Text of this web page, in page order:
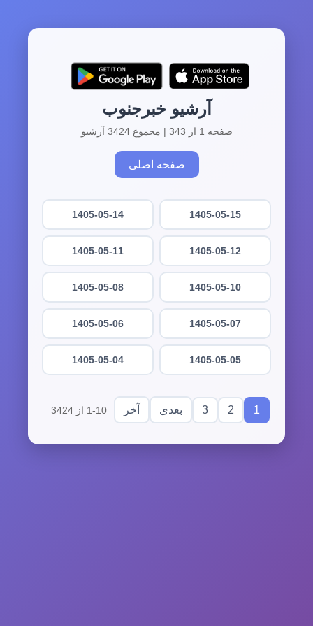
آرشیو خبرجنوب
صفحه 1 از 343 | مجموع 3424 آرشیو
صفحه اصلی
1405-05-15
1405-05-14
1405-05-12
1405-05-11
1405-05-10
1405-05-08
1405-05-07
1405-05-06
1405-05-05
1405-05-04
1
2
3 بعدی آخر 1-10 از 3424